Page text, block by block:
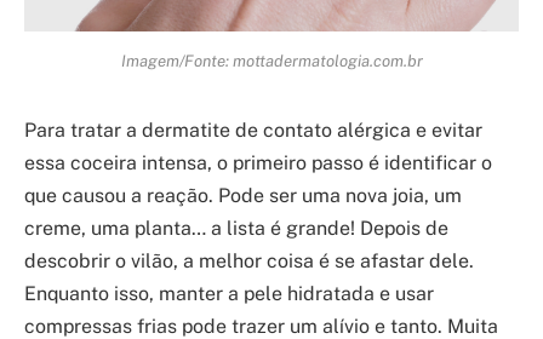
Imagem/Fonte: mottadermatologia.com.br
Para tratar a dermatite de contato alérgica e evitar
essa coceira intensa, o primeiro passo é identificar o
que causou a reação. Pode ser uma nova joia, um
creme, uma planta… a lista é grande! Depois de
descobrir o vilão, a melhor coisa é se afastar dele.
Enquanto isso, manter a pele hidratada e usar
compressas frias pode trazer um alívio e tanto. Muita